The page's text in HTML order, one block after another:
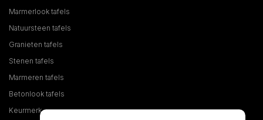
Marmerlook tafels
Natuursteen tafels
Granieten tafels
Stenen tafels
Marmeren tafels
Betonlook tafels
Keurmerk